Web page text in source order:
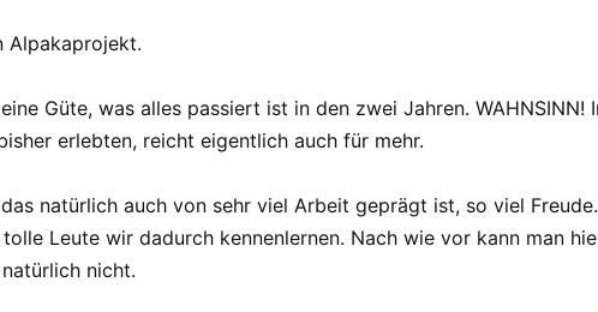
Alpakaprojekt.
Güte, was alles passiert ist in den zwei Jahren.
erlebten, reicht eigentlich auch für mehr.
natürlich auch von sehr viel Arbeit geprägt ist, so viel
Leute wir dadurch kennenlernen. Nach wie vor kann man
nicht.